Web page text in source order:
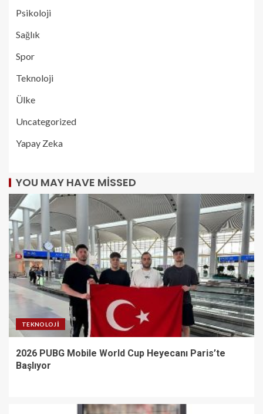
Psikoloji
Sağlık
Spor
Teknoloji
Ülke
Uncategorized
Yapay Zeka
YOU MAY HAVE MISSED
TEKNOLOJI
2026 PUBG Mobile World Cup Heyecanı Paris’te
Başlıyor